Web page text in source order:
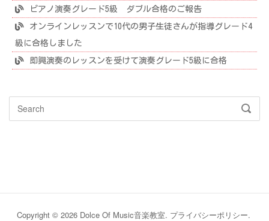
ピアノ演奏グレード5級 ダブル合格のご報告
オンラインレッスンで10代の男子生徒さんが指導グレード4
級に合格しました
即興演奏のレッスンを受けて演奏グレード5級に合格
Copyright © 2026 Dolce Of Music音楽教室. プライバシーポリシー.